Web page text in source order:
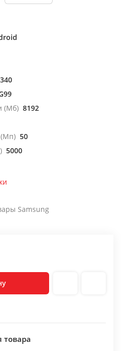
(Мб) 8192
(Мп) 50
5000
Samsung
товара